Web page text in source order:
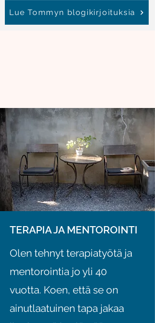
Lue Tommyn blogikirjoituksia
TERAPIA JA MENTOROINTI
Olen tehnyt terapiatyötä ja
mentorointia jo yli 40
vuotta. Koen, että se on
ainutlaatuinen tapa jakaa